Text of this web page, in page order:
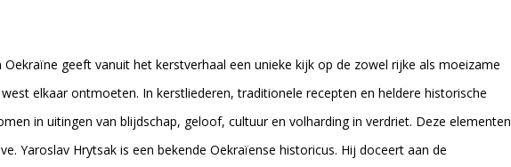
geeft vanuit het kerstverhaal een unieke kijk op de zowel rijke als moeizame
elkaar ontmoeten. In kerstliederen, traditionele recepten en heldere historische
in uitingen van blijdschap, geloof, cultuur en volharding in verdriet. Deze elementen
Yaroslav Hrytsak is een bekende Oekraïense historicus. Hij doceert aan de